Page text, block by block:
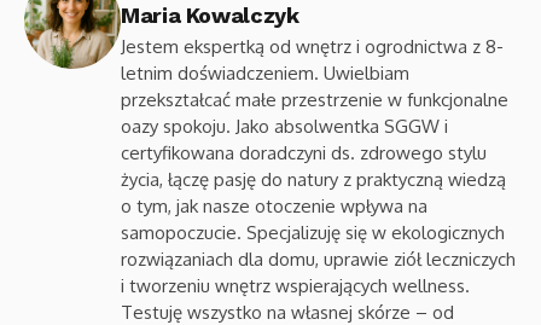
Maria Kowalczyk
Jestem ekspertką od wnętrz i ogrodnictwa z 8-
letnim doświadczeniem. Uwielbiam
przekształcać małe przestrzenie w funkcjonalne
oazy spokoju. Jako absolwentka SGGW i
certyfikowana doradczyni ds. zdrowego stylu
życia, łączę pasję do natury z praktyczną wiedzą
o tym, jak nasze otoczenie wpływa na
samopoczucie. Specjalizuję się w ekologicznych
rozwiązaniach dla domu, uprawie ziół leczniczych
i tworzeniu wnętrz wspierających wellness.
Testuję wszystko na własnej skórze – od